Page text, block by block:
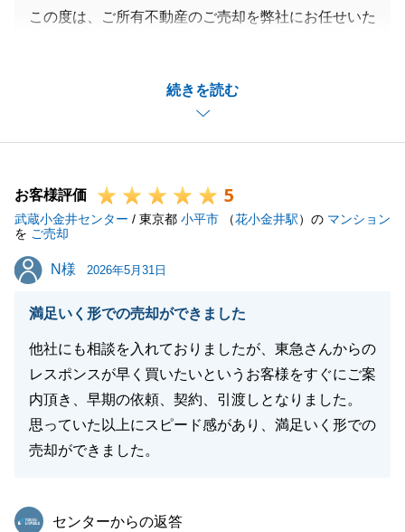
続きを読む
この度は、ご所有不動産のご売却を弊社にお任せいた
けたご準備など、お忙しい中、またお住まいから遠い
ところ、ご協力いただけたお蔭で無事に決済、お引渡
しまで滞りなく進めることができましたこと、改めて
またY様に、決済の際にお仕事のお話をお伺いできた
こと、とても楽しい思い出です。
今回のお取引は完了しておりますが、何かお手伝いが
できることがありましたら、ぜひご連絡下さいませ。
願いいたします。
閉じる
お客様評価 5
武蔵小金井センター / 東京都 小平市 （花小金井駅）の マンション
を ご売却
N様
N様 2026年5月31日
満足いく形での売却ができました
他社にも相談を入れておりましたが、東急さんからの
レスポンスが早く買いたいというお客様をすぐにご案
内頂き、早期の依頼、契約、引渡しとなりました。
思っていた以上にスピード感があり、満足いく形での
売却ができました。
東急リバブル
センターからの返答